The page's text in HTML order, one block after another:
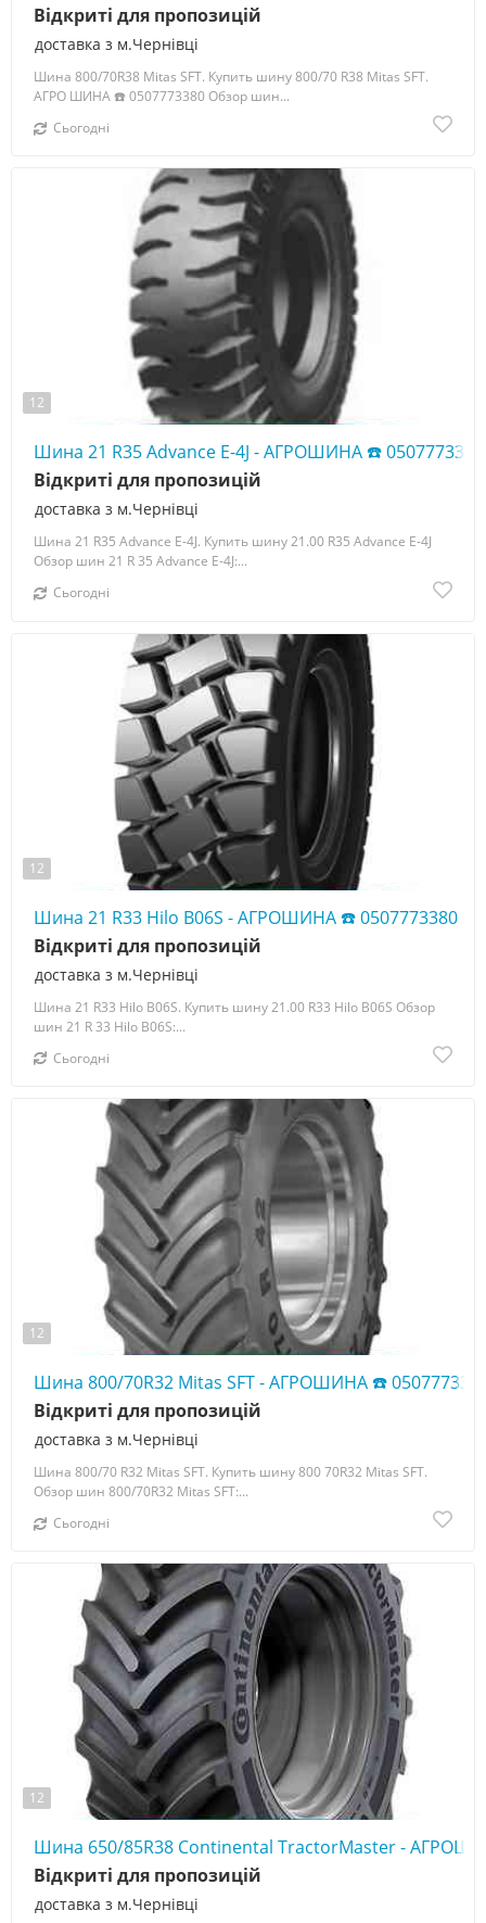
доставка з м.Чернівці
Відкриті для пропозицій
Шина 800/70R38 Mitas SFT. Купить шину 800/70 R38 Mitas SFT.
АГРО ШИНА ☎️ 0507773380 Обзор шин...
Сьогодні
12
Шина 21 R35 Advance E-4J - АГРОШИНА ☎️ 0507773380
доставка з м.Чернівці
Відкриті для пропозицій
Шина 21 R35 Advance E-4J. Купить шину 21.00 R35 Advance E-4J
Обзор шин 21 R 35 Advance E-4J:...
Сьогодні
12
Шина 21 R33 Hilo B06S - АГРОШИНА ☎️ 0507773380
доставка з м.Чернівці
Відкриті для пропозицій
Шина 21 R33 Hilo B06S. Купить шину 21.00 R33 Hilo B06S Обзор
шин 21 R 33 Hilo B06S:...
Сьогодні
12
Шина 800/70R32 Mitas SFT - АГРОШИНА ☎️
доставка з м.Чернівці
Відкриті для пропозицій
Шина 800/70 R32 Mitas SFT. Купить шину 800 70R32 Mitas SFT.
Обзор шин 800/70R32 Mitas SFT:...
Сьогодні
12
Шина 650/85R38 Continental TractorMaster -
доставка з м.Чернівці
Відкриті для пропозицій